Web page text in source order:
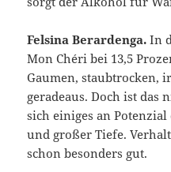
Felsina Berardenga. In
Mon Chéri bei 13,5
Gaumen, staubtrocken,
geradeaus. Doch ist das
sich einiges an
und großer Tiefe.
schon besonders gut.